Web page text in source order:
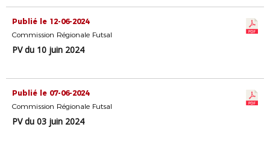
Publié le 12-06-2024
Commission Régionale Futsal
PV du 10 juin 2024
Publié le 07-06-2024
Commission Régionale Futsal
PV du 03 juin 2024